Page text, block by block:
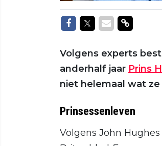
Delen op Facebook
Delen op Twitter
Delen via
Delen
Volgens experts
anderhalf jaar Prins
niet helemaal wat
Prinsessenleven
Volgens John